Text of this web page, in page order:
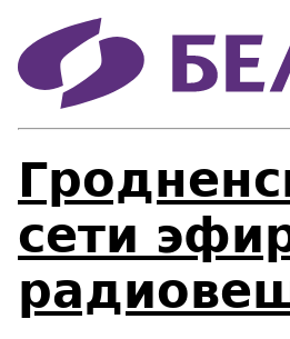
сети